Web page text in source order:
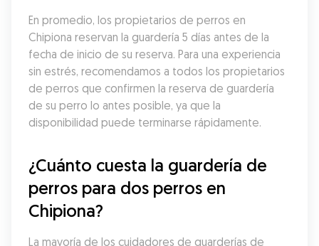
En promedio, los propietarios de perros en
Chipiona reservan la guardería 5 días antes de la
fecha de inicio de su reserva. Para una experiencia
sin estrés, recomendamos a todos los propietarios
de perros que confirmen la reserva de guardería
de su perro lo antes posible, ya que la
disponibilidad puede terminarse rápidamente.
¿Cuánto cuesta la guardería de
perros para dos perros en
Chipiona?
La mayoría de los cuidadores de guarderías de